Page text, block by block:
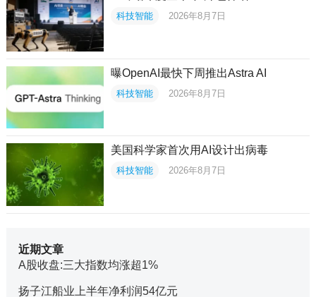
科技智能 2026年8月7日
曝OpenAI最快下周推出Astra AI
科技智能 2026年8月7日
美国科学家首次用AI设计出病毒
科技智能 2026年8月7日
近期文章
A股收盘:三大指数均涨超1%
扬子江船业上半年净利润54亿元